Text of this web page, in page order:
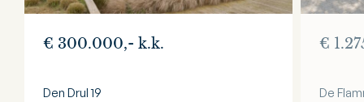
€ 300.000,- k.k.
Den Drul 19
€
De